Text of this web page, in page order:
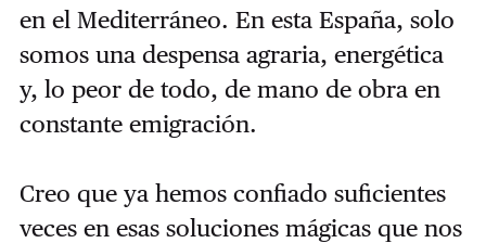
en el Mediterráneo. En esta España, solo
somos una despensa agraria, energética
y, lo peor de todo, de mano de obra en
constante emigración.
Creo que ya hemos confiado suficientes
veces en esas soluciones mágicas que nos